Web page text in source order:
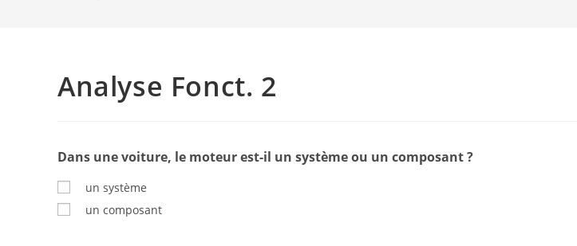
Analyse Fonct. 2
Dans une voiture, le moteur est-il un système ou un composant ?
un système
un composant